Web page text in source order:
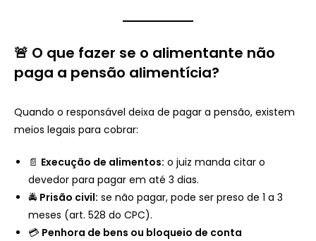
🚨 O que fazer se o alimentante não
paga a pensão alimentícia?
Quando o responsável deixa de pagar a pensão, existem
meios legais para cobrar:
📄 Execução de alimentos: o juiz manda citar o
devedor para pagar em até 3 dias.
🚔 Prisão civil: se não pagar, pode ser preso de 1 a 3
meses (art. 528 do CPC).
💳 Penhora de bens ou bloqueio de conta